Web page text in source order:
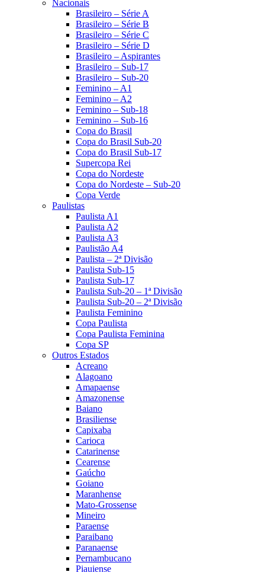
Nacionais
Brasileiro – Série A
Brasileiro – Série B
Brasileiro – Série C
Brasileiro – Série D
Brasileiro – Aspirantes
Brasileiro – Sub-17
Brasileiro – Sub-20
Feminino – A1
Feminino – A2
Feminino – Sub-18
Feminino – Sub-16
Copa do Brasil
Copa do Brasil Sub-20
Copa do Brasil Sub-17
Supercopa Rei
Copa do Nordeste
Copa do Nordeste – Sub-20
Copa Verde
Paulistas
Paulista A1
Paulista A2
Paulista A3
Paulistão A4
Paulista – 2ª Divisão
Paulista Sub-15
Paulista Sub-17
Paulista Sub-20 – 1ª Divisão
Paulista Sub-20 – 2ª Divisão
Paulista Feminino
Copa Paulista
Copa Paulista Feminina
Copa SP
Outros Estados
Acreano
Alagoano
Amapaense
Amazonense
Baiano
Brasiliense
Capixaba
Carioca
Catarinense
Cearense
Gaúcho
Goiano
Maranhense
Mato-Grossense
Mineiro
Paraense
Paraibano
Paranaense
Pernambucano
Piauiense